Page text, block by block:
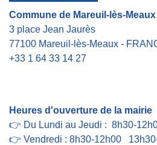
Commune de Mareuil-lès-Meaux
3 place Jean Jaurès
77100 Mareuil-lès-Meaux -
+33 1 64 33 14 27
Heures d'ouverture de la mairie
👉 Du Lundi au Jeudi : 8h30-
👉 Vendredi : 8h30-12h00